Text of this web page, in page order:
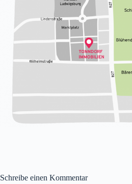
Schreibe einen Kommentar